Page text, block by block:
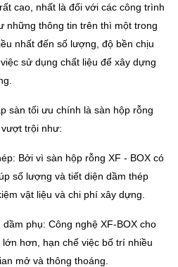
cao, nhất là đối với các công trình
những thông tin trên thì một trong
nhất đến số lượng, độ bền chịu
sử dụng chất liệu để xây dựng
sàn tối ưu chính là sàn hộp rỗng
trội như:
Bởi vì sàn hộp rỗng XF - BOX có
số lượng và tiết diện dầm thép
vật liệu và chi phí xây dựng.
phụ: Công nghệ XF-BOX cho
hơn, hạn chế việc bố trí nhiều
mở và thông thoáng.